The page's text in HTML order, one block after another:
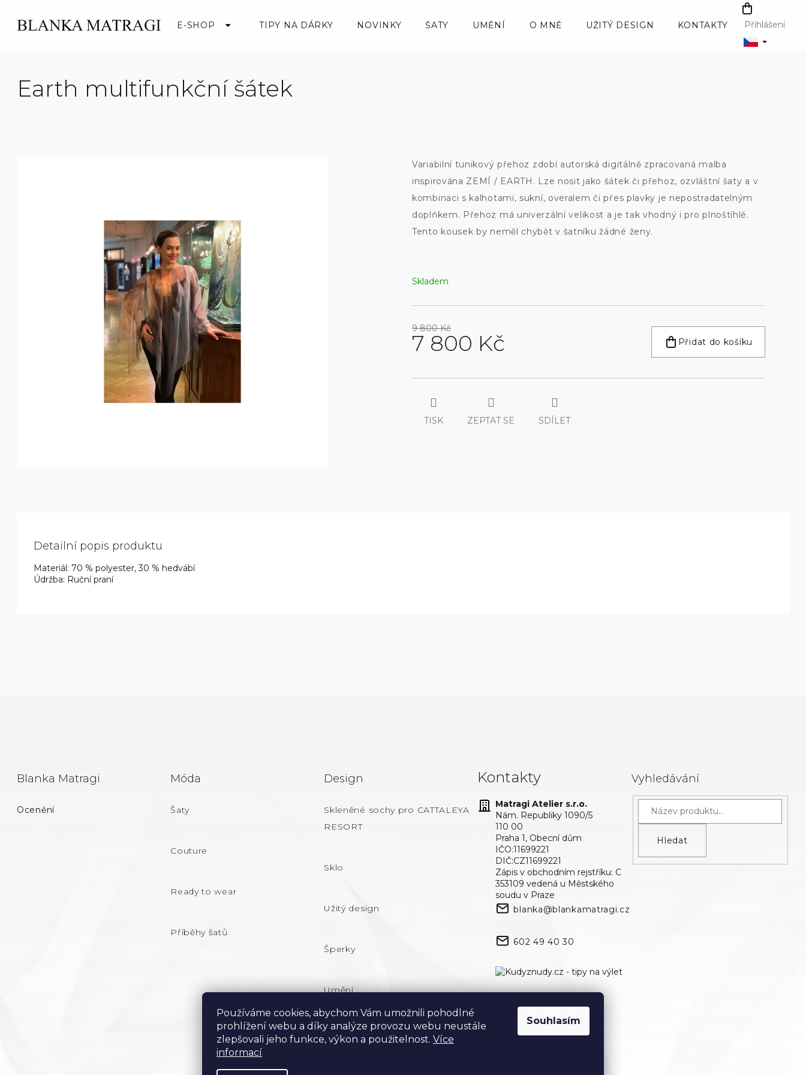
Používáme cookies, abychom Vám umožnili pohodlné
prohlížení webu a díky analýze provozu webu neustále
zlepšovali jeho funkce, výkon a použitelnost. Více
informací
Souhlasím
obsah
E-SHOP TIPY NA DÁRKY NOVINKY ŠATY UMĚNÍ O MNĚ UŽITÝ DESIGN KONTAKTY
NÁKUPNÍ
KOŠÍK
Přihlášení
Earth multifunkční šátek
9 800 Kč
7 800 Kč
cena:
Skladem
Přidat do košíku
Variabilní tunikový přehoz zdobí autorská digitálně zpracovaná malba
inspirována ZEMÍ / EARTH. Lze nosit jako šátek či přehoz, ozvláštní šaty a v
kombinaci s kalhotami, sukní, overalem či přes plavky je nepostradatelným
doplňkem. Přehoz má univerzální velikost a je tak vhodný i pro plnoštíhlé.
Tento kousek by neměl chybět v šatníku žádné ženy.
TISK ZEPTAT SE SDÍLET
Detailní popis produktu
Materiál: 70 % polyester, 30 % hedvábí
Údržba: Ruční praní
Blanka Matragi
Ocenění
Móda
Šaty
Couture
Ready to wear
Příběhy šatů
Design
Skleněné sochy pro CATTALEYA
RESORT
Sklo
Užitý design
Šperky
Umění
Kontakty
Matragi Atelier s.r.o.
Nám. Republiky 1090/5
110 00
Praha 1, Obecní dům
IČO:11699221
DIČ:CZ11699221
Zápis v obchodním rejstříku: C
353109 vedená u Městského
soudu v Praze
blanka@blankamatragi.cz
602 49 40 30
Vyhledávání
Hledat